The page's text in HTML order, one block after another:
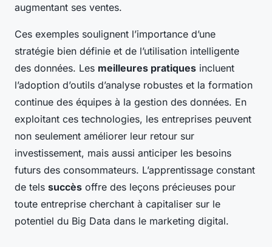
augmentant ses ventes.
Ces exemples soulignent l’importance d’une
stratégie bien définie et de l’utilisation intelligente
des données. Les meilleures pratiques incluent
l’adoption d’outils d’analyse robustes et la formation
continue des équipes à la gestion des données. En
exploitant ces technologies, les entreprises peuvent
non seulement améliorer leur retour sur
investissement, mais aussi anticiper les besoins
futurs des consommateurs. L’apprentissage constant
de tels succès offre des leçons précieuses pour
toute entreprise cherchant à capitaliser sur le
potentiel du Big Data dans le marketing digital.